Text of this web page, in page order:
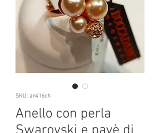
SKU: an416ch
Anello con perla